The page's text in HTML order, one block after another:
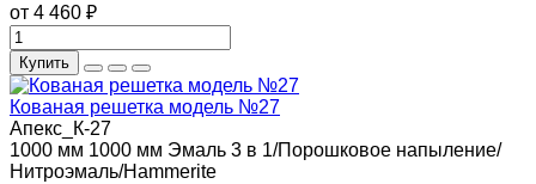
от 4 460 ₽
Купить
Кованая решетка модель №27
Апекс_К-27
1000 мм 1000 мм Эмаль 3 в 1/Порошковое напыление/
Нитроэмаль/Hammerite